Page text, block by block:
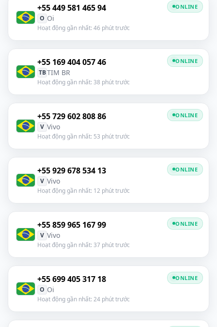
+55 449 581 465 94
O Oi
Hoạt động gần nhất: 46 phút trước
ONLINE
+55 169 404 057 46
TBTIM BR
Hoạt động gần nhất: 38 phút trước
ONLINE
+55 729 602 808 86
V Vivo
Hoạt động gần nhất: 53 phút trước
ONLINE
+55 929 678 534 13
V Vivo
Hoạt động gần nhất: 12 phút trước
ONLINE
+55 859 965 167 99
V Vivo
Hoạt động gần nhất: 37 phút trước
ONLINE
+55 699 405 317 18
O Oi
Hoạt động gần nhất: 24 phút trước
ONLINE